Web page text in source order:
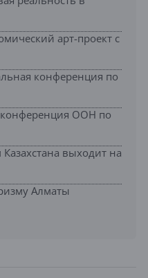
арт-проект с
конференция по
ООН по
выходит на
Алматы